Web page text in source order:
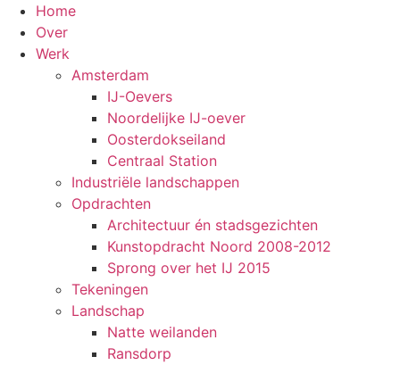
naar
Home
Over
Werk
Amsterdam
IJ-Oevers
Noordelijke IJ-oever
Oosterdokseiland
Centraal Station
Industriële landschappen
Opdrachten
Architectuur én stadsgezichten
Kunstopdracht Noord 2008-2012
Sprong over het IJ 2015
Tekeningen
Landschap
Natte weilanden
Ransdorp